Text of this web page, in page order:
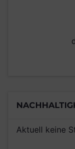
Aktuell keine